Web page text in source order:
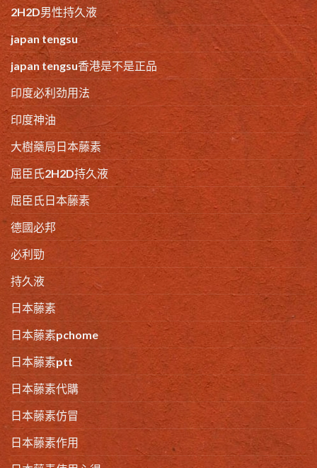
2H2D男性持久液
japan tengsu
japan tengsu香港是不是正品
印度必利劲用法
印度神油
大樹藥局日本藤素
屈臣氏2H2D持久液
屈臣氏日本藤素
德國必邦
必利勁
持久液
日本藤素
日本藤素pchome
日本藤素ptt
日本藤素代購
日本藤素仿冒
日本藤素作用